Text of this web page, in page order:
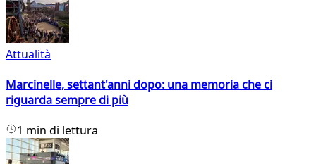
Attualità
Marcinelle, settant'anni dopo: una memoria che ci
riguarda sempre di più
1 min di lettura